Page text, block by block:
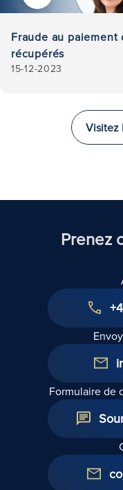
Fraude au
récupérés
15-12-2023
Visitez
Prenez
Formulaire de